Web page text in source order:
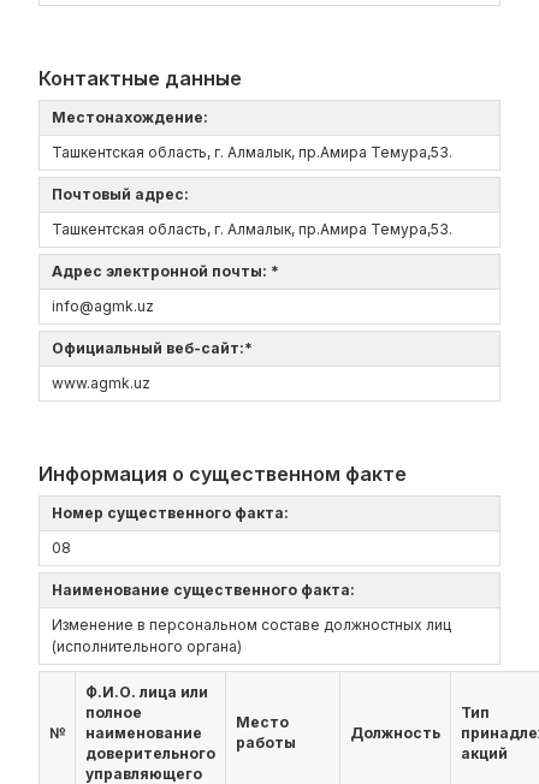
Контактные данные
Местонахождение:
Ташкентская область, г. Алмалык, пр.Амира Темура,53.
Почтовый адрес:
Ташкентская область, г. Алмалык, пр.Амира Темура,53.
Адрес электронной почты: *
info@agmk.uz
Официальный веб-сайт:*
www.agmk.uz
Информация о существенном факте
Номер существенного факта:
08
Наименование существенного факта:
Изменение в персональном составе должностных лиц
(исполнительного органа)
№
Ф.И.О. лица или
полное
наименование
доверительного
управляющего
Место
работы
Должность
Тип
акций